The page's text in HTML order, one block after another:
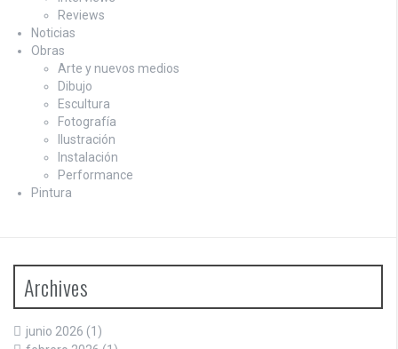
Reviews
Noticias
Obras
Arte y nuevos medios
Dibujo
Escultura
Fotografía
Ilustración
Instalación
Performance
Pintura
Archives
junio 2026 (1)